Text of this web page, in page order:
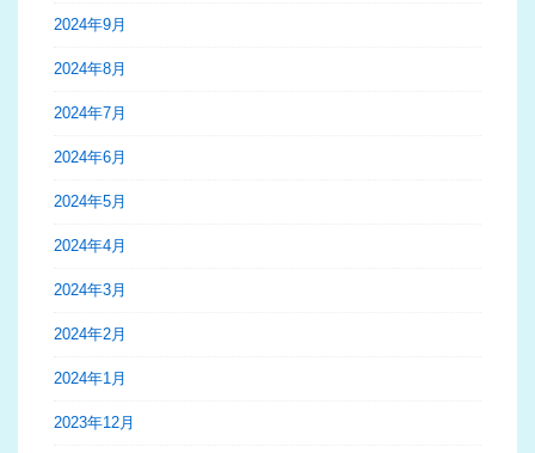
2024年9月
2024年8月
2024年7月
2024年6月
2024年5月
2024年4月
2024年3月
2024年2月
2024年1月
2023年12月